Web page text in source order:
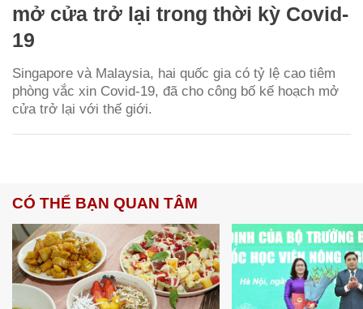
mở cửa trở lại trong thời kỳ Covid-
19
Singapore và Malaysia, hai quốc gia có tỷ lệ cao tiêm
phòng vắc xin Covid-19, đã cho công bố kế hoạch mở
cửa trở lại với thế giới.
CÓ THỂ BẠN QUAN TÂM